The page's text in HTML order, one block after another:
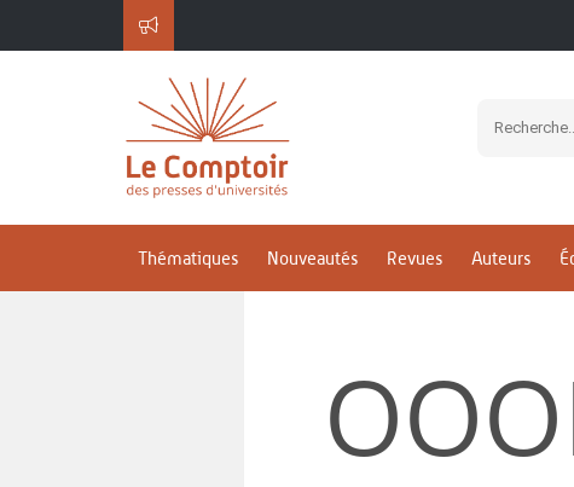
Thématiques Nouveautés Revues Auteurs